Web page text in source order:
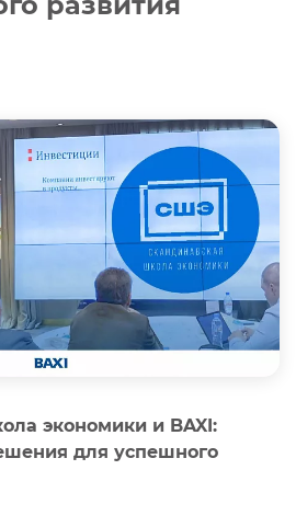
экономики и BAXI:
для успешного